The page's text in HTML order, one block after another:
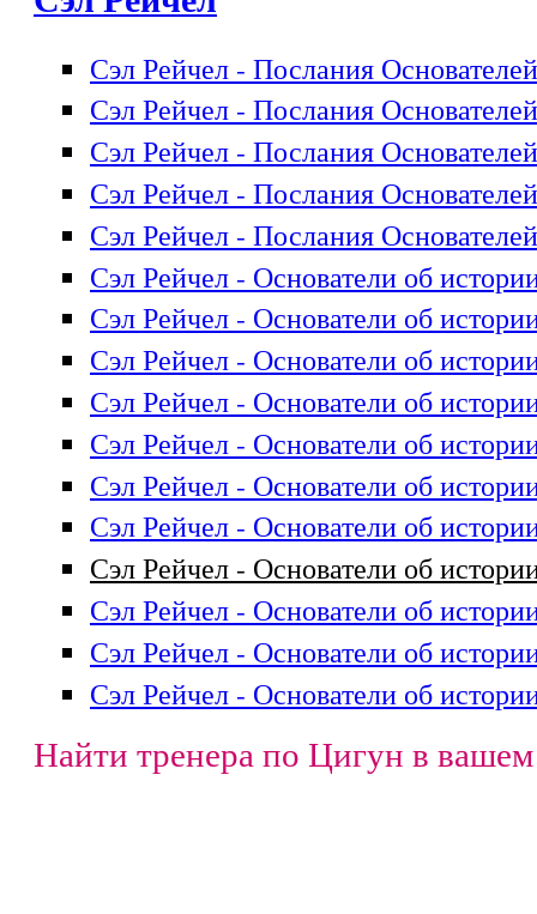
Сэл Рейчел - Послания
Сэл Рейчел - Послания
Сэл Рейчел - Послания
Сэл Рейчел - Послания
Сэл Рейчел - Послания
Сэл Рейчел - Основатели об
Сэл Рейчел - Основатели об
Сэл Рейчел - Основатели об
Сэл Рейчел - Основатели об
Сэл Рейчел - Основатели об
Сэл Рейчел - Основатели об
Сэл Рейчел - Основатели об
Сэл Рейчел - Основатели об
Сэл Рейчел - Основатели об
Сэл Рейчел - Основатели об
Сэл Рейчел - Основатели об
Найти тренера по Цигун в вашем